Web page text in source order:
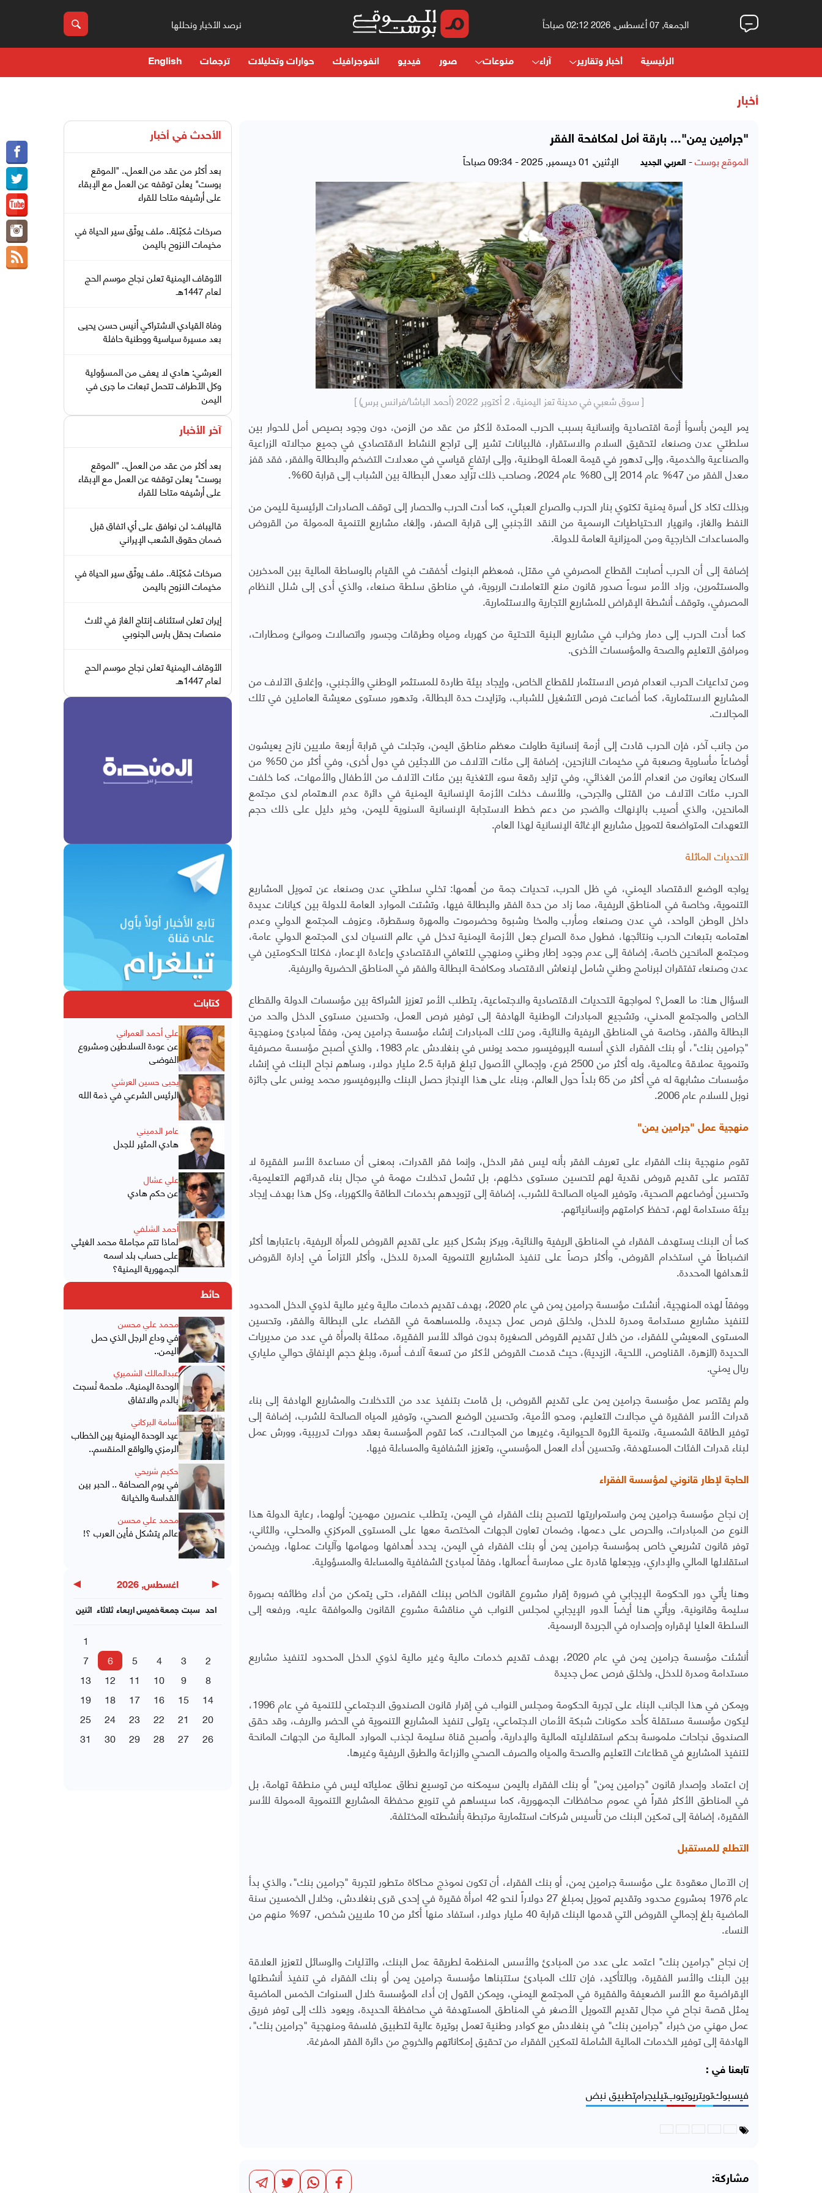
الجمعة, 07 أغسطس, 2026 02:12 صباحاً نرصد الأخبار ونحللها
الرئيسية أخبار وتقارير آراء منوعات صور فيديو انفوجرافيك حوارات وتحليلات ترجمات English
أخبار
"جرامين يمن"... بارقة أمل لمكافحة الفقر
الموقع بوست- العربي الجديد الإثنين, 01 ديسمبر, 2025 - 09:34 صباحاً
[ سوق شعبي في مدينة تعز اليمنية، 2 أكتوبر 2022 (أحمد الباشا/فرانس برس) ]
يمر اليمن بأسوأ أزمة اقتصادية وإنسانية بسبب الحرب الممتدة لأكثر من عقد من الزمن، دون وجود بصيص أمل للحوار بين
سلطتي عدن وصنعاء لتحقيق السلام والاستقرار، فالبيانات تشير إلى تراجع النشاط الاقتصادي في جميع مجالاته الزراعية
والصناعية والخدمية، وإلى تدهورٍ في قيمة العملة الوطنية، وإلى ارتفاعٍ قياسي في معدلات التضخم والبطالة والفقر، فقد قفز
معدل الفقر من 47% عام 2014 إلى 80% عام 2024، وصاحب ذلك تزايد معدل البطالة بين الشباب إلى قرابة 60%.
وبذلك تكاد كل أسرة يمنية تكتوي بنار الحرب والصراع العبثي، كما أدت الحرب والحصار إلى توقف الصادرات الرئيسية لليمن من
النفط والغاز، وانهيار الاحتياطيات الرسمية من النقد الأجنبي إلى قرابة الصفر، وإلغاء مشاريع التنمية الممولة من القروض
والمساعدات الخارجية ومن الميزانية العامة للدولة.
إضافة إلى أن الحرب أصابت القطاع المصرفي في مقتل، فمعظم البنوك أخفقت في القيام بالوساطة المالية بين المدخرين
والمستثمرين، وزاد الأمر سوءاً صدور قانون منع التعاملات الربوية، في مناطق سلطة صنعاء، والذي أدى إلى شلل النظام
المصرفي، وتوقف أنشطة الإقراض للمشاريع التجارية والاستثمارية.
كما أدت الحرب إلى دمار وخراب في مشاريع البنية التحتية من كهرباء ومياه وطرقات وجسور واتصالات وموانئ ومطارات،
ومرافق التعليم والصحة والمؤسسات الأخرى.
ومن تداعيات الحرب انعدام فرص الاستثمار للقطاع الخاص، وإيجاد بيئة طاردة للمستثمر الوطني والأجنبي، وإغلاق الآلاف من
المشاريع الاستثمارية، كما أضاعت فرص التشغيل للشباب، وتزايدت حدة البطالة، وتدهور مستوى معيشة العاملين في تلك
المجالات.
من جانب آخر، فإن الحرب قادت إلى أزمة إنسانية طاولت معظم مناطق اليمن، وتجلت في قرابة أربعة ملايين نازح يعيشون
أوضاعاً مأساوية وصعبة في مخيمات النازحين، إضافة إلى مئات الآلاف من اللاجئين في دول أخرى، وفي أكثر من 50% من
السكان يعانون من انعدام الأمن الغذائي، وفي تزايد رقعة سوء التغذية بين مئات الآلاف من الأطفال والأمهات، كما خلفت
الحرب مئات الآلاف من القتلى والجرحى، وللأسف دخلت الأزمة الإنسانية اليمنية في دائرة عدم الاهتمام لدى مجتمع
المانحين، والذي أصيب بالإنهاك والضجر من دعم خطط الاستجابة الإنسانية السنوية لليمن، وخير دليل على ذلك حجم
التعهدات المتواضعة لتمويل مشاريع الإغاثة الإنسانية لهذا العام.
التحديات الماثلة
يواجه الوضع الاقتصاد اليمني، في ظل الحرب، تحديات جمة من أهمها: تخلي سلطتي عدن وصنعاء عن تمويل المشاريع
التنموية، وخاصة في المناطق الريفية، مما زاد من حدة الفقر والبطالة فيها، وتشتت الموارد العامة للدولة بين كيانات عديدة
داخل الوطن الواحد، في عدن وصنعاء ومأرب والمخا وشبوة وحضرموت والمهرة وسقطرة، وعزوف المجتمع الدولي وعدم
اهتمامه بتبعات الحرب ونتائجها، فطول مدة الصراع جعل الأزمة اليمنية تدخل في عالم النسيان لدى المجتمع الدولي عامة،
ومجتمع المانحين خاصة، إضافة إلى عدم وجود إطار وطني ومنهجي للتعافي الاقتصادي وإعادة الإعمار، فكلتا الحكومتين في
عدن وصنعاء تفتقران لبرنامج وطني شامل لإنعاش الاقتصاد ومكافحة البطالة والفقر في المناطق الحضرية والريفية.
السؤال هنا: ما العمل؟ لمواجهة التحديات الاقتصادية والاجتماعية، يتطلب الأمر تعزيز الشراكة بين مؤسسات الدولة والقطاع
الخاص والمجتمع المدني، وتشجيع المبادرات الوطنية الهادفة إلى توفير فرص العمل، وتحسين مستوى الدخل والحد من
البطالة والفقر، وخاصة في المناطق الريفية والنائية، ومن تلك المبادرات إنشاء مؤسسة جرامين يمن، وفقاً لمبادئ ومنهجية
"جرامين بنك"، أو بنك الفقراء الذي أسسه البروفيسور محمد يونس في بنغلادش عام 1983، والذي أصبح مؤسسة مصرفية
وتنموية عملاقة وعالمية، وله أكثر من 2500 فرع، وإجمالي الأصول تبلغ قرابة 2.5 مليار دولار، وساهم نجاح البنك في إنشاء
مؤسسات مشابهة له في أكثر من 65 بلداً حول العالم، وبناء على هذا الإنجاز حصل البنك والبروفيسور محمد يونس على جائزة
نوبل للسلام عام 2006.
منهجية عمل "جرامين يمن"
تقوم منهجية بنك الفقراء على تعريف الفقر بأنه ليس فقر الدخل، وإنما فقر القدرات، بمعنى أن مساعدة الأسر الفقيرة لا
تقتصر على تقديم قروض نقدية لهم لتحسين مستوى دخلهم، بل تشمل تدخلات مهمة في مجال بناء قدراتهم التعليمية،
وتحسين أوضاعهم الصحية، وتوفير المياه الصالحة للشرب، إضافة إلى تزويدهم بخدمات الطاقة والكهرباء، وكل هذا بهدف إيجاد
بيئة مستدامة لهم، تحفظ كرامتهم وإنسانياتهم.
كما أن البنك يستهدف الفقراء في المناطق الريفية والنائية، ويركز بشكل كبير على تقديم القروض للمرأة الريفية، باعتبارها أكثر
انضباطاً في استخدام القروض، وأكثر حرصاً على تنفيذ المشاريع التنموية المدرة للدخل، وأكثر التزاماً في إدارة القروض
لأهدافها المحددة.
ووفقاً لهذه المنهجية، أنشئت مؤسسة جرامين يمن في عام 2020، بهدف تقديم خدمات مالية وغير مالية لذوي الدخل المحدود
لتنفيذ مشاريع مستدامة ومدرة للدخل، ولخلق فرص عمل جديدة، وللمساهمة في القضاء على البطالة والفقر، وتحسين
المستوى المعيشي للفقراء، من خلال تقديم القروض الصغيرة بدون فوائد للأسر الفقيرة، ممثلة بالمرأة في عدد من مديريات
الحديدة (الزهرة، القناوص، اللحية، الزيدية)، حيث قدمت القروض لأكثر من تسعة آلاف أسرة، وبلغ حجم الإنفاق حوالي ملياري
ريال يمني.
ولم يقتصر عمل مؤسسة جرامين يمن على تقديم القروض، بل قامت بتنفيذ عدد من التدخلات والمشاريع الهادفة إلى بناء
قدرات الأسر الفقيرة في مجالات التعليم، ومحو الأمية، وتحسين الوضع الصحي، وتوفير المياه الصالحة للشرب، إضافة إلى
توفير الطاقة الشمسية، وتنمية الثروة الحيوانية، وغيرها من المجالات، كما تقوم المؤسسة بعقد دورات تدريبية، وورش عمل
لبناء قدرات الفئات المستهدفة، وتحسين أداء العمل المؤسسي، وتعزيز الشفافية والمساءلة فيها.
الحاجة لإطار قانوني لمؤسسة الفقراء
إن نجاح مؤسسة جرامين يمن واستمراريتها لتصبح بنك الفقراء في اليمن، يتطلب عنصرين مهمين: أولهما، رعاية الدولة هذا
النوع من المبادرات، والحرص على دعمها، وضمان تعاون الجهات المختصة معها على المستوى المركزي والمحلي، والثاني،
توفر قانون تشريعي خاص بمؤسسة جرامين يمن أو بنك الفقراء في اليمن، يحدد أهدافها ومهامها وآليات عملها، ويضمن
استقلالها المالي والإداري، ويجعلها قادرة على ممارسة أعمالها، وفقاً لمبادئ الشفافية والمساءلة والمسؤولية.
وهنا يأتي دور الحكومة الإيجابي في ضرورة إقرار مشروع القانون الخاص ببنك الفقراء، حتى يتمكن من أداء وظائفه بصورة
سليمة وقانونية، ويأتي هنا أيضاً الدور الإيجابي لمجلس النواب في مناقشة مشروع القانون والموافقة عليه، ورفعه إلى
السلطة العليا لإقراره وإصداره في الجريدة الرسمية.
أنشئت مؤسسة جرامين يمن في عام 2020، بهدف تقديم خدمات مالية وغير مالية لذوي الدخل المحدود لتنفيذ مشاريع
مستدامة ومدرة للدخل، ولخلق فرص عمل جديدة
ويمكن في هذا الجانب البناء على تجربة الحكومة ومجلس النواب في إقرار قانون الصندوق الاجتماعي للتنمية في عام 1996،
ليكون مؤسسة مستقلة كأحد مكونات شبكة الأمان الاجتماعي، يتولى تنفيذ المشاريع التنموية في الحضر والريف، وقد حقق
الصندوق نجاحات ملموسة بحكم استقلاليته المالية والإدارية، وأصبح قناة سليمة لجذب الموارد المالية من الجهات المانحة
لتنفيذ المشاريع في قطاعات التعليم والصحة والمياه والصرف الصحي والزراعة والطرق الريفية وغيرها.
إن اعتماد وإصدار قانون "جرامين يمن" أو بنك الفقراء باليمن سيمكنه من توسيع نطاق عملياته ليس في منطقة تهامة، بل
في المناطق الأكثر فقراً في عموم محافظات الجمهورية، كما سيساهم في تنويع محفظة المشاريع التنموية الممولة للأسر
الفقيرة، إضافة إلى تمكين البنك من تأسيس شركات استثمارية مرتبطة بأنشطته المختلفة.
التطلع للمستقبل
إن الآمال معقودة على مؤسسة جرامين يمن، أو بنك الفقراء، أن تكون نموذج محاكاة متطور لتجربة "جرامين بنك"، والذي بدأ
عام 1976 بمشروع محدود وتقديم تمويل بمبلغ 27 دولاراً لنحو 42 امرأة فقيرة في إحدى قرى بنغلادش، وخلال الخمسين سنة
الماضية بلغ إجمالي القروض التي قدمها البنك قرابة 40 مليار دولار، استفاد منها أكثر من 10 ملايين شخص، 97% منهم من
النساء.
إن نجاح "جرامين بنك" اعتمد على عدد من المبادئ والأسس المنظمة لطريقة عمل البنك، والآليات والوسائل لتعزيز العلاقة
بين البنك والأسر الفقيرة، وبالتأكيد، فإن تلك المبادئ ستتبناها مؤسسة جرامين يمن أو بنك الفقراء في تنفيذ أنشطتها
الإقراضية مع الأسر الضعيفة والفقيرة في المجتمع اليمني، ويمكن القول إن أداء المؤسسة خلال السنوات الخمس الماضية
يمثل قصة نجاح في مجال تقديم التمويل الأصغر في المناطق المستهدفة في محافظة الحديدة، ويعود ذلك إلى توفر فريق
عمل مهني من خبراء "جرامين بنك" في بنغلادش مع كوادر وطنية تعمل بوتيرة عالية لتطبيق فلسفة ومنهجية "جرامين بنك"،
الهادفة إلى توفير الخدمات المالية الشاملة لتمكين الفقراء من تحقيق إمكاناتهم والخروج من دائرة الفقر المفرغة.
تابعنا في :
فيسبوكتويتريوتيوبتيليجرامتطبيق نبض
مشاركة:
الأحدث في أخبار
بعد أكثر من عقد من العمل.. "الموقع
بوست" يعلن توقفه عن العمل مع الإبقاء
على أرشيفه متاحا للقراء
صرخات مُكبّلة.. ملف يوثّق سير الحياة في
مخيمات النزوح باليمن
الأوقاف اليمنية تعلن نجاح موسم الحج
لعام 1447هـ
وفاة القيادي الاشتراكي أنيس حسن يحيى
بعد مسيرة سياسية ووطنية حافلة
العرشي: هادي لا يعفى من المسؤولية
وكل الأطراف تتحمل تبعات ما جرى في
اليمن
آخر الأخبار
بعد أكثر من عقد من العمل.. "الموقع
بوست" يعلن توقفه عن العمل مع الإبقاء
على أرشيفه متاحا للقراء
قاليباف: لن نوافق على أي اتفاق قبل
ضمان حقوق الشعب الإيراني
صرخات مُكبّلة.. ملف يوثّق سير الحياة في
مخيمات النزوح باليمن
إيران تعلن استئناف إنتاج الغاز في ثلاث
منصات بحقل بارس الجنوبي
الأوقاف اليمنية تعلن نجاح موسم الحج
لعام 1447هـ
كتابات
علي أحمد العمراني
عن عودة السلاطين ومشروع
الفوضى
يحيى حسين العرشي
الرئيس الشرعي في ذمة الله
عامر الدميني
هادي المثير للجدل
علي عشال
عن حكم هادي
أحمد الشلفي
لماذا تتم مجاملة محمد الغيثي
على حساب بلد اسمه
الجمهورية اليمنية؟
حائط
محمد علي محسن
في وداع الرجل الذي حمل
اليمن..
عبدالمالك الشميري
الوحدة اليمنية.. ملحمة نُسجت
بالدم والاتفاق
أسامة البركاني
عيد الوحدة اليمنية بين الخطاب
الرمزي والواقع المنقسم..
حكيم شريحي
في يوم الصحافة .. الحبر بين
القداسة والخيانة
محمد علي محسن
عالم يتشكل فأين العرب ؟!
◀ اغسطس, 2026 ▶
اثنين ثلاثاء اربعاءخميسجمعة سبت احد
1
2
3
4
5
6
7
8
9
10
11
12
13
14
15
16
17
18
19
20
21
22
23
24
25
26
27
28
29
30
31